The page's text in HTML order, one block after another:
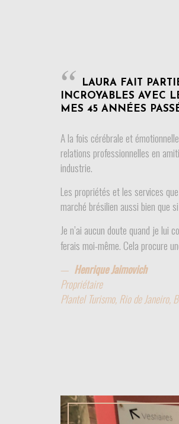
LAURA FAIT
INCROYABLES AVEC
MES 45 ANNÉES
A la fois cérébrale et
relations professionnelles en
industrie.
Les propriétés et les services
marché brésilien aussi bien que
Je n’ai aucun doute quand je lui
ferais moi-même. Cela procure
Henrique Jaimovich
Propriétaire
Plantel Turismo, Rio de Janeiro,